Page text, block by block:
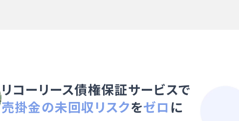
リコーリース債権保証サービスで
売掛金の未回収リスクをゼロ に